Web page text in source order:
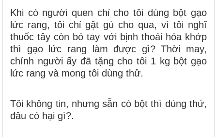
Khi có người quen chỉ cho tôi dùng bột gạo
lức rang, tôi chỉ gật gù cho qua, vì tôi nghĩ
thuốc tây còn bó tay với bịnh thoái hóa khớp
thì gạo lức rang làm được gì? Thời may,
chính người ấy đã tặng cho tôi 1 kg bột gạo
lức rang và mong tôi dùng thử.
Tôi không tin, nhưng sẵn có bột thì dùng thử,
đâu có hại gì?.